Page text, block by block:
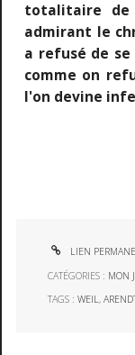
totalitaire de
admirant le
a refusé de
comme on
l'on devine
LIEN
CATÉGORIES : MON
TAGS :WEIL,